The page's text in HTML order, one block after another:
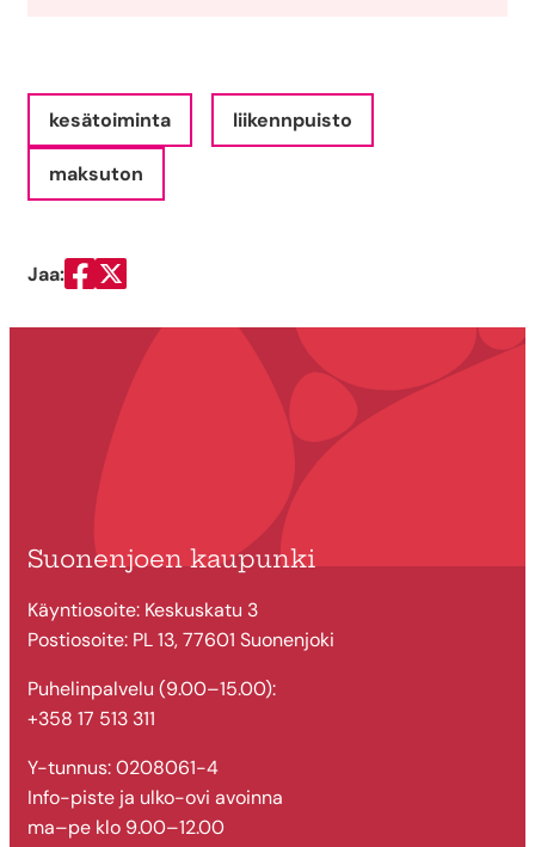
kesätoiminta liikennpuisto
maksuton
Jaa:
Jaa Facebookissa
Jaa Twitterissä
Suonenjoen kaupunki
Käyntiosoite: Keskuskatu 3
Postiosoite: PL 13, 77601 Suonenjoki
Puhelinpalvelu (9.00–15.00):
+358 17 513 311
Y-tunnus: 0208061-4
Info-piste ja ulko-ovi avoinna
ma–pe klo 9.00–12.00